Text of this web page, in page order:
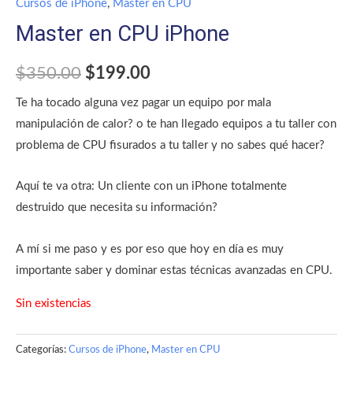
Cursos de iPhone, Master en CPU
Master en CPU iPhone
$350.00 $199.00
Te ha tocado alguna vez pagar un equipo por mala
manipulación de calor? o te han llegado equipos a tu taller con
problema de CPU fisurados a tu taller y no sabes qué hacer?
Aquí te va otra: Un cliente con un iPhone totalmente
destruido que necesita su información?
A mí si me paso y es por eso que hoy en día es muy
importante saber y dominar estas técnicas avanzadas en CPU.
Sin existencias
Categorías: Cursos de iPhone, Master en CPU